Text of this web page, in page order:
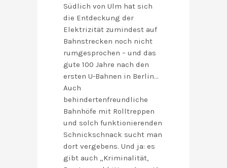
Südlich von Ulm hat sich
die Entdeckung der
Elektrizität zumindest auf
Bahnstrecken noch nicht
rumgesprochen – und das
gute 100 Jahre nach den
ersten U-Bahnen in Berlin…
Auch
behindertenfreundliche
Bahnhöfe mit Rolltreppen
und solch funktionierenden
Schnickschnack sucht man
dort vergebens. Und ja: es
gibt auch „Kriminalität,